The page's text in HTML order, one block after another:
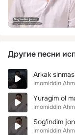
Другие песни
Arkak
Imomiddin
Yuragim ol
Imomiddin
Sog'indim
Imomiddin